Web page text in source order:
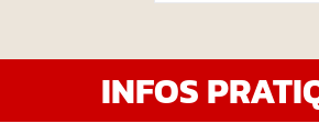
INFOS